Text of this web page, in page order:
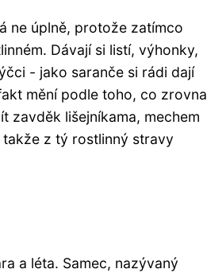
ne úplně, protože zatímco
Dávají si listí, výhonky,
- jako saranče si rádi dají
mění podle toho, co zrovna
zavděk lišejníkama, mechem
z tý rostlinný stravy
a léta. Samec, nazývaný